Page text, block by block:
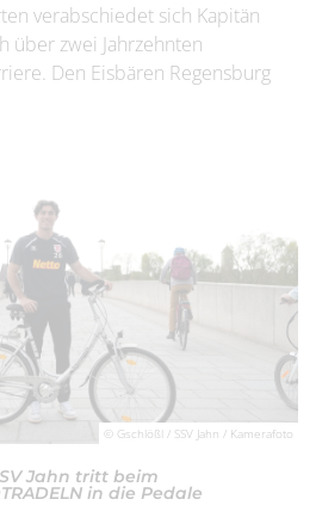
verabschiedet sich Kapitän
über zwei Jahrzehnten
Den Eisbären Regensburg
© Gschlößl / SSV Jahn / Kamerafoto
Jahn tritt beim
in die Pedale